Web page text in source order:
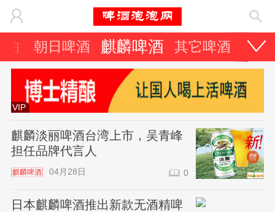
伯 朝日啤酒 麒麟啤酒 其它啤酒 曝
VIP
麒麟淡丽啤酒台湾上市，吴青峰
担任品牌代言人
麒麟啤酒 04月28日 0
日本麒麟啤酒推出新款无酒精啤